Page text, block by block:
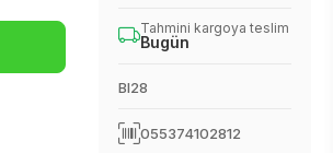
Tahmini kargoya teslim
Bugün
BI28
055374102812